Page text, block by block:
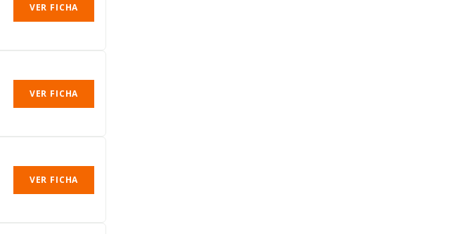
VER FICHA
VER FICHA
VER FICHA